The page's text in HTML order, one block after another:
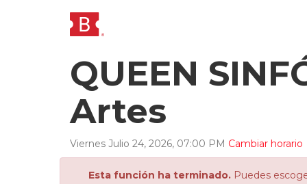
QUEEN
Artes
Viernes Julio 24, 2026, 07:00 PM Cambiar horario
Esta función ha terminado. Puedes